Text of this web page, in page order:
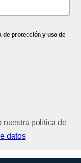
de protección y uso de
nuestra política de
datos